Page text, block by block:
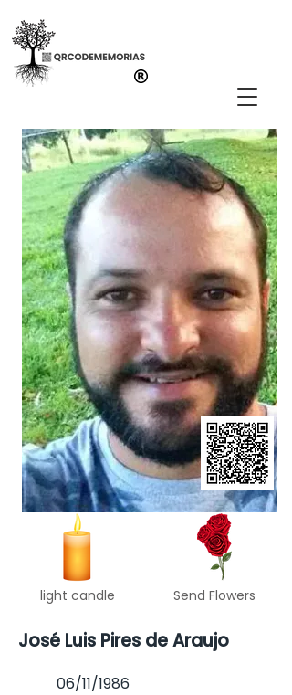
light candle Send Flowers
José Luis Pires de Araujo
06/11/1986